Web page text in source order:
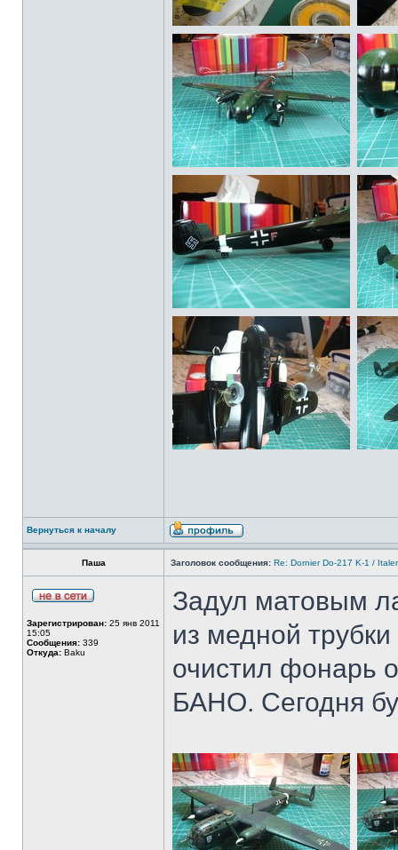
Вернуться к началу
Паша Заголовок сообщения: Re: Dornier Do-217 K-1 /
Зарегистрирован: 25 янв 2011
15:05
Сообщения: 339
Откуда: Baku
Задул матовым
из медной
очистил фонарь
БАНО. Сегодня